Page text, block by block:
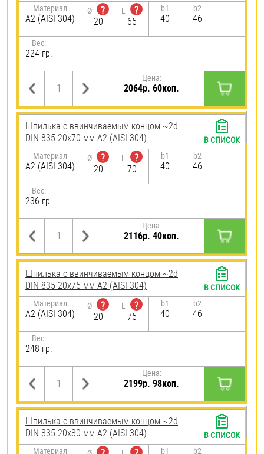
Материал
А2 (AISI 304)
Ø
?
20
L
?
65
b1
40
b2
46
Вес:
224 гр.
Цена:
2064р. 60коп.
Шпилька c ввинчиваемым концом ~2d
DIN 835 20х70 мм А2 (AISI 304)
Материал
А2 (AISI 304)
Ø
?
20
L
?
70
b1
40
b2
46
Вес:
236 гр.
Цена:
2116р. 40коп.
В СПИСОК
Шпилька c ввинчиваемым концом ~2d
DIN 835 20х75 мм А2 (AISI 304)
Материал
А2 (AISI 304)
Ø
?
20
L
?
75
b1
40
b2
46
Вес:
248 гр.
Цена:
2199р. 98коп.
В СПИСОК
Шпилька c ввинчиваемым концом ~2d
DIN 835 20х80 мм А2 (AISI 304)
Материал b1 b2
В СПИСОК